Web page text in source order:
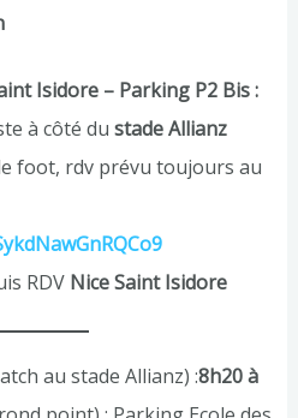
Isidore – Parking P2 Bis :
à côté du stade Allianz
foot, rdv prévu toujours au
RDV Nice Saint Isidore
au stade Allianz) :8h20 à